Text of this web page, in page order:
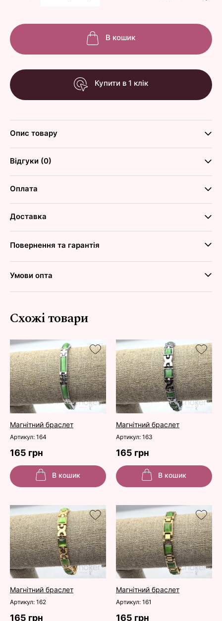
В кошик
Купити в 1 клік
Опис товару
Відгуки (0)
Оплата
Доставка
Повернення та гарантія
Умови опта
Схожі товари
Магнітний браслет Магнітний браслет
Артикул: 164 Артикул: 163
165 грн 165 грн
В кошик В кошик
Магнітний браслет Магнітний браслет
Артикул: 162 Артикул: 161
165 грн 165 грн